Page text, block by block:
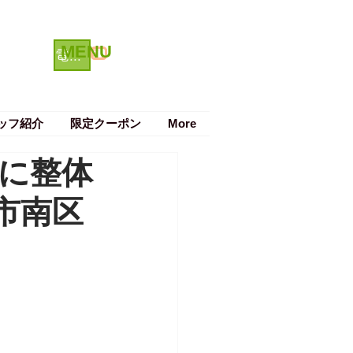
電話で予約する クーポン
MENU
フ紹介 限定クーポン More
整体
南区